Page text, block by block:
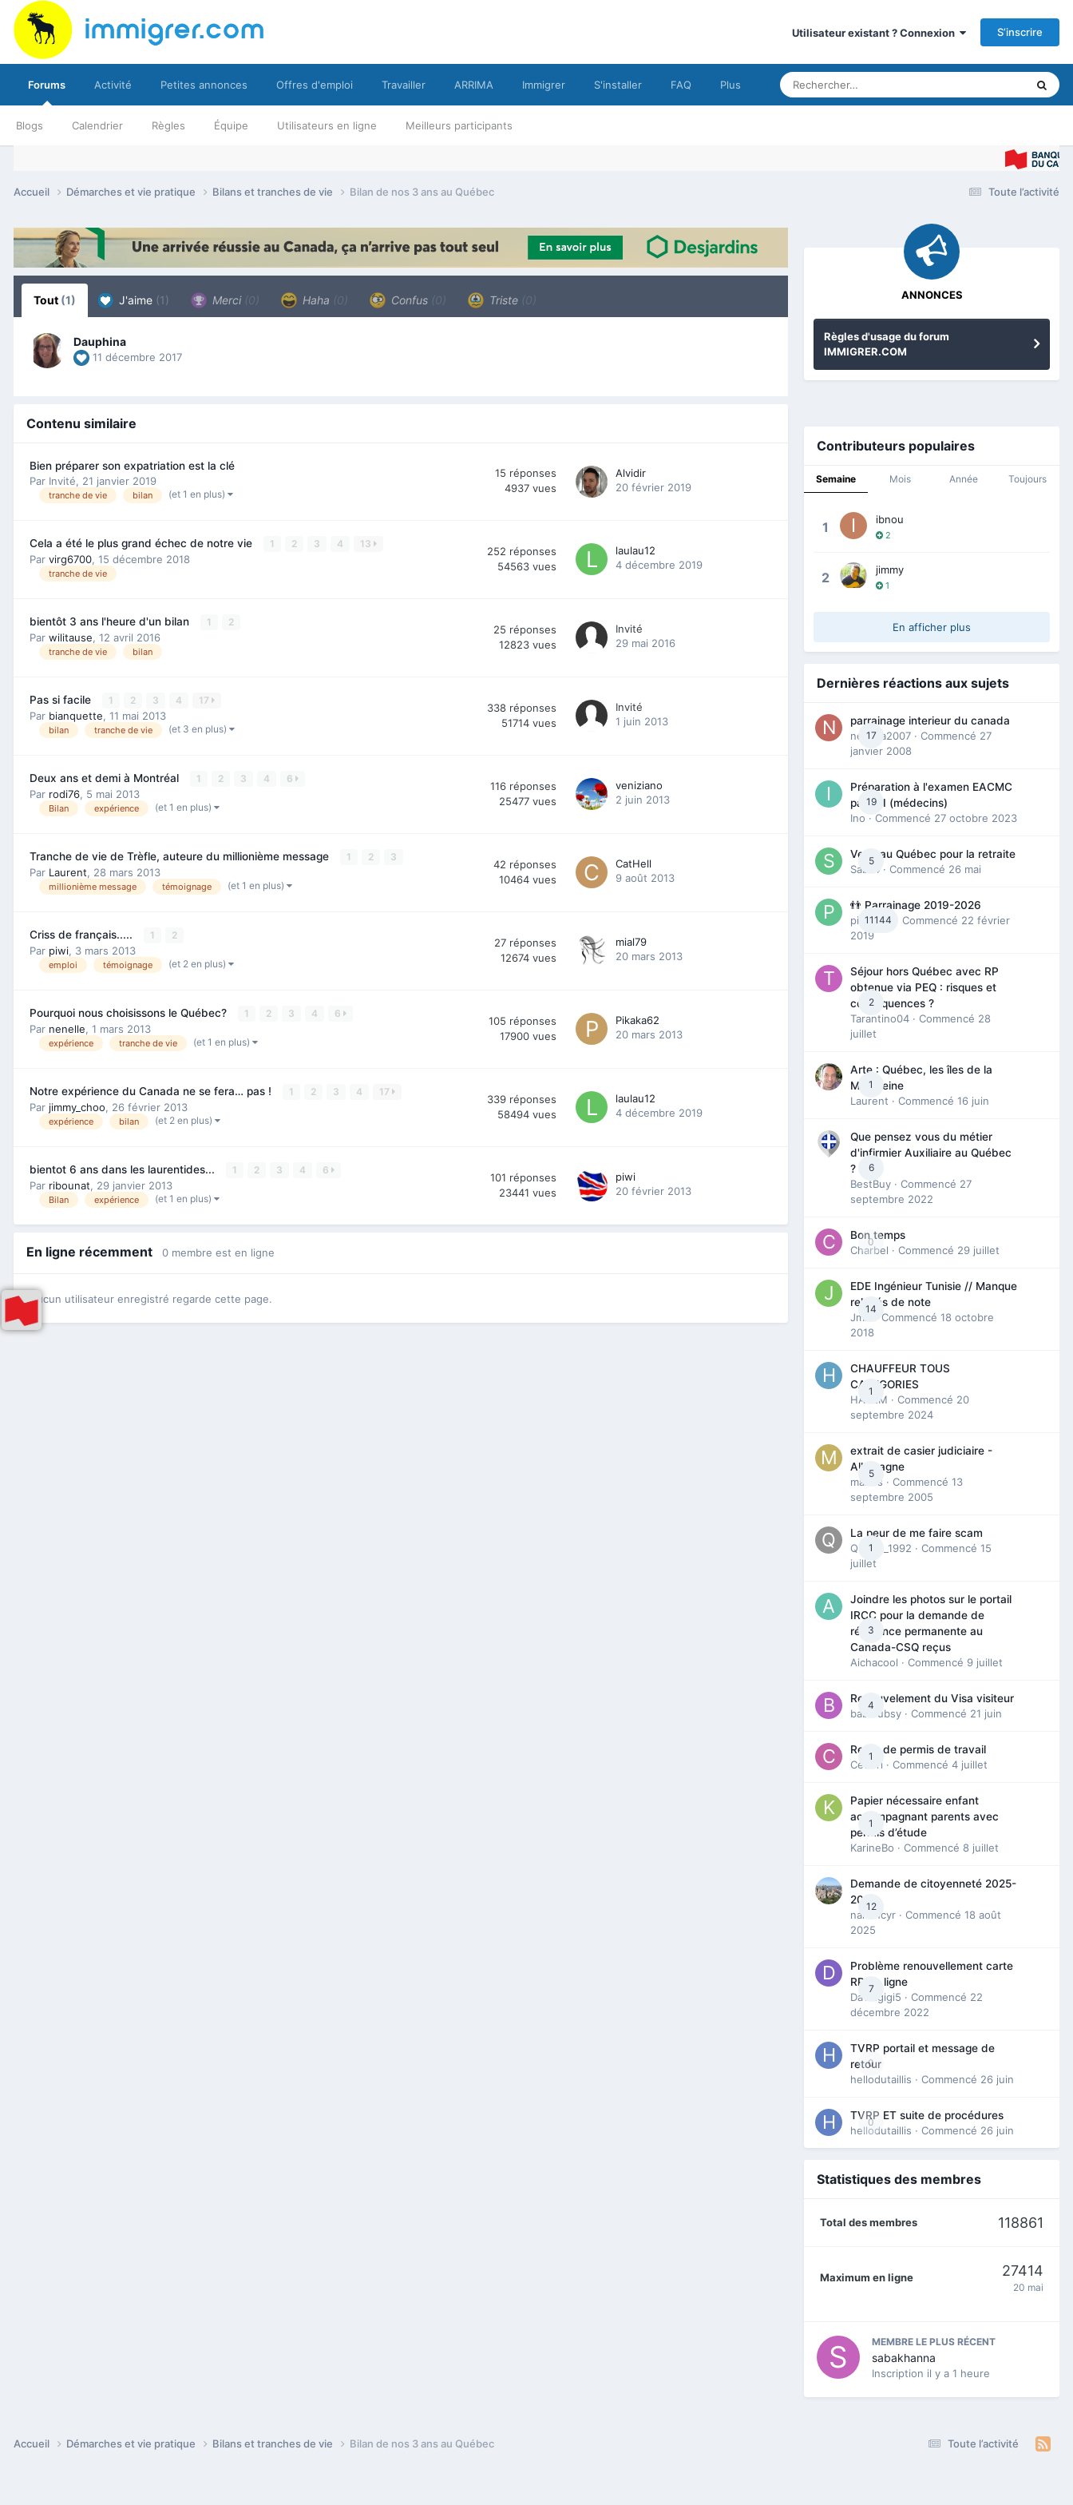
Utilisateur existant ? Connexion S’inscrire
Forums
Blogs Calendrier Règles Équipe Utilisateurs en ligne Meilleurs participants
Activité Petites annonces Offres d'emploi Travailler ARRIMA Immigrer S'installer FAQ Plus
Toute l’activité
Accueil Démarches et vie pratique Bilans et tranches de vie Bilan de nos 3 ans au Québec
Tout (1) J'aime (1) Merci (0) Haha (0) Confus (0) Triste (0)
Dauphina
11 décembre 2017
Contenu similaire
Bien préparer son expatriation est la clé
Par Invité, 21 janvier 2019
tranche de vie bilan (et 1 en plus)
15 réponses
4937 vues
Alvidir
20 février 2019
Cela a été le plus gra nd é chec de notre vie 1 2 3 4 13
Par virg6700, 15 décembre 2018
tranche de vie
252 réponses
54563 vues
laulau12
4 décembre 2019
bientôt 3 ans l'heure d'un bilan 1 2
Par wilitause, 12 avril 2016
tranche de vie bilan
25 réponses
12823 vues
Invité
29 mai 2016
Pas si facile 1 2 3 4 17
Par bianquette, 11 mai 2013
bilan tranche de vie (et 3 en plus)
338 réponses
51714 vues
Invité
1 juin 2013
Deux ans et demi à Montréal 1 2 3 4 6
Par rodi76, 5 mai 2013
Bilan expérience (et 1 en plus)
116 réponses
25477 vues
veniziano
2 juin 2013
Tranche de vie de Trèfle, auteure du millionième message 1 2 3
Par Laurent, 28 mars 2013
millionième message témoignage (et 1 en plus)
42 réponses
10464 vues
CatHell
9 août 2013
Criss de français..... 1 2
Par piwi, 3 mars 2013
emploi témoignage (et 2 en plus)
27 réponses
12674 vues
mial79
20 mars 2013
Pourquoi nous choisissons le Québec? 1 2 3 4 6
Par nenelle, 1 mars 2013
expérience tranche de vie (et 1 en plus)
105 réponses
17900 vues
Pikaka62
20 mars 2013
Notre expérience du Canada ne se fera… pas ! 1 2 3 4 17
Par jimmy_choo, 26 février 2013
expérience bilan (et 2 en plus)
339 réponses
58494 vues
laulau12
4 décembre 2019
bientot 6 ans dans les laurentides... 1 2 3 4 6
Par ribounat, 29 janvier 2013
Bilan expérience (et 1 en plus)
101 réponses
23441 vues
piwi
20 février 2013
En ligne récemment 0 membre est en ligne
Aucun utilisateur enregistré regarde cette page.
ANNONCES
Règles d'usage du forum
IMMIGRER.COM
Contributeurs populaires
Semaine Mois Année Toujours
1 ibnou
2
2 jimmy
1
En afficher plus
Dernières réactions aux sujets
17
parrainage interieur du canada
nedjma2007 · Commencé 27
janvier 2008
19
Préparation à l'examen EACMC
partie I (médecins)
Ino · Commencé 27 octobre 2023
5
Venir au Québec pour la retraite
Sab74 · Commencé 26 mai
11144
👬 Parrainage 2019-2026
piinoush
· Commencé 22 février
2019
2
Séjour hors Québec avec RP
obtenue via PEQ : risques et
conséquences ?
Tarantino04 · Commencé 28
juillet
1
Arte : Québec, les îles de la
Madeleine
Laurent · Commencé 16 juin
6
Que pensez vous du métier
d'infirmier Auxiliaire au Québec
?
BestBuy · Commencé 27
septembre 2022
0
Bon temps
Charbel · Commencé 29 juillet
14
EDE Ingénieur Tunisie // Manque
relevés de note
Jmili
· Commencé 18 octobre
2018
1
CHAUFFEUR TOUS
CATEGORIES
HAZEM · Commencé 20
septembre 2024
5
extrait de casier judiciaire -
Allemagne
maries · Commencé 13
septembre 2005
1
La peur de me faire scam
Queen_1992 · Commencé 15
juillet
3
Joindre les photos sur le portail
IRCC pour la demande de
résidence permanente au
Canada-CSQ reçus
Aichacool · Commencé 9 juillet
4
Renouvelement du Visa visiteur
babibubsy · Commencé 21 juin
1
Refus de permis de travail
Cedbri · Commencé 4 juillet
1
Papier nécessaire enfant
accompagnant parents avec
permis d’étude
KarineBo · Commencé 8 juillet
12
Demande de citoyenneté 2025-
2026
nanancyr · Commencé 18 août
2025
7
Problème renouvellement carte
RP en ligne
Davidgigi5 · Commencé 22
décembre 2022
0
TVRP portail et message de
retour
hellodutaillis · Commencé 26 juin
0
TVRP ET suite de procédures
hellodutaillis · Commencé 26 juin
Statistiques des membres
Total des membres 118861
Maximum en ligne 27414
20 mai
MEMBRE LE PLUS RÉCENT
sabakhanna
Inscription il y a 1 heure
Toute l’activité
Accueil Démarches et vie pratique Bilans et tranches de vie Bilan de nos 3 ans au Québec